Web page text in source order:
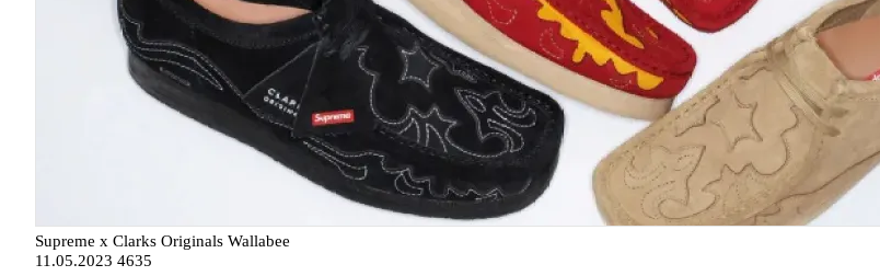
Supreme x Clarks Originals Wallabee
11.05.2023 4635